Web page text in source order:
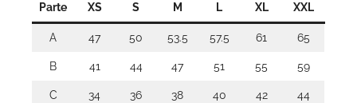
Parte XS S M L XL XXL
A 47 50 53.5 57.5 61 65
B 41 44 47 51 55 59
C 34 36 38 40 42 44